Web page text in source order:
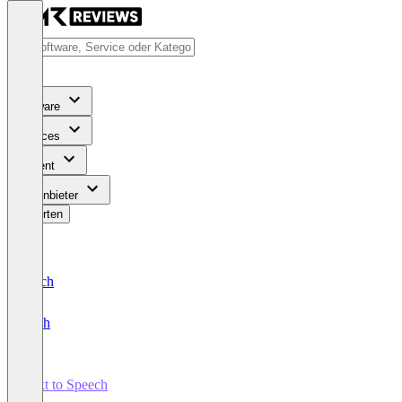
Software
Services
Content
Für Anbieter
Bewerten
Deutsch
English
Text to Speech